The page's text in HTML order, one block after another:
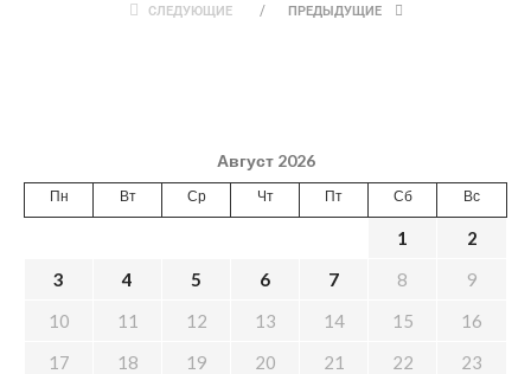
СЛЕДУЮЩИЕ ПРЕДЫДУЩИЕ
Август 2026
Пн Вт Ср Чт Пт Сб Вс
1
2
3
4 5 6 7 8
9
10
11 12 13 14 15
16
17
18 19 20 21 22
23